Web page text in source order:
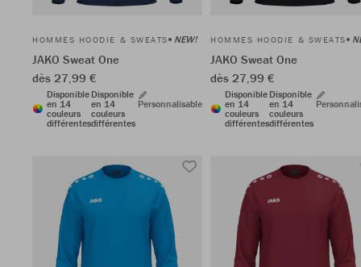
HOMMES HOODIE & SWEATS NEW!
JAKO Sweat One
dès 27,99 €
Disponible
en 14
couleurs
différentes
Disponible
en 14
couleurs
différentes
Personnalisable
HOMMES HOODIE & SWEATS
JAKO Sweat One
dès 27,99 €
Disponible
en 14
couleurs
différentes
Disponible
en 14
couleurs
différentes